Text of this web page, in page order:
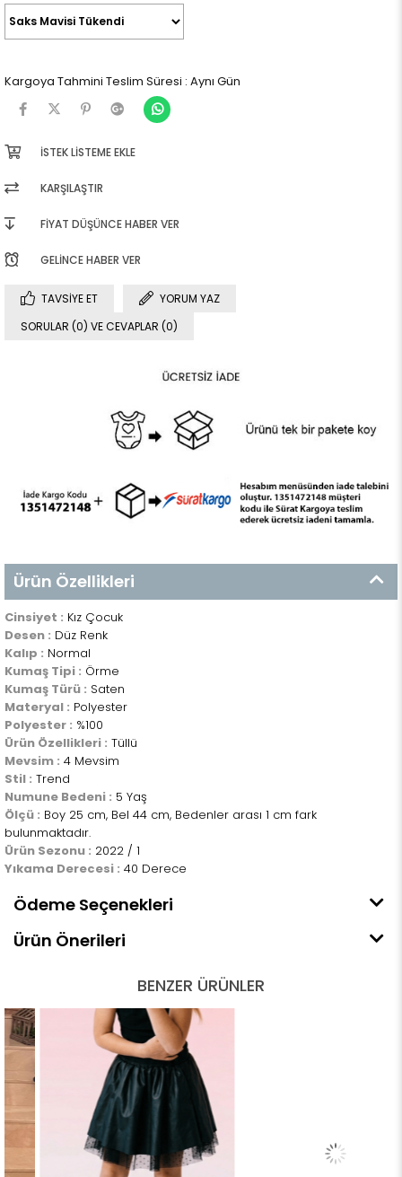
Kargoya Tahmini Teslim Süresi : Aynı Gün
İSTEK LISTEME EKLE
KARŞILAŞTIR
FIYAT DÜŞÜNCE HABER VER
GELINCE HABER VER
TAVSIYE ET
YORUM YAZ
SORULAR (0) VE CEVAPLAR (0)
Ürün Özellikleri
Cinsiyet : Kız Çocuk
Desen : Düz Renk
Kalıp : Normal
Kumaş Tipi : Örme
Kumaş Türü : Saten
Materyal : Polyester
Polyester : %100
Ürün Özellikleri : Tüllü
Mevsim : 4 Mevsim
Stil : Trend
Numune Bedeni : 5 Yaş
Ölçü : Boy 25 cm, Bel 44 cm, Bedenler arası 1 cm fark
bulunmaktadır.
Ürün Sezonu : 2022 / 1
Yıkama Derecesi : 40 Derece
Ödeme Seçenekleri
Ürün Önerileri
BENZER ÜRÜNLER